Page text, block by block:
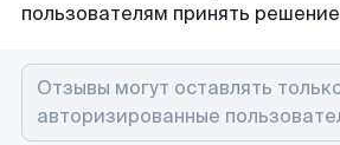
пользователям принять решение